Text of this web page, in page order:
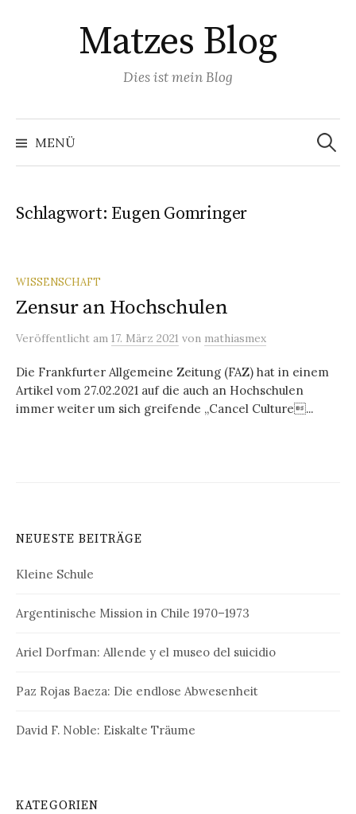
Matzes Blog
Dies ist mein Blog
MENÜ
Suchen
nach:
Schlagwort: Eugen Gomringer
WISSENSCHAFT
Zensur an Hochschulen
Veröffentlicht am 17. März 2021 von mathiasmex
Die Frankfurter Allgemeine Zeitung (FAZ) hat in einem
Artikel vom 27.02.2021 auf die auch an Hochschulen
immer weiter um sich greifende „Cancel Culture...
NEUESTE BEITRÄGE
Kleine Schule
Argentinische Mission in Chile 1970–1973
Ariel Dorfman: Allende y el museo del suicidio
Paz Rojas Baeza: Die endlose Abwesenheit
David F. Noble: Eiskalte Träume
KATEGORIEN